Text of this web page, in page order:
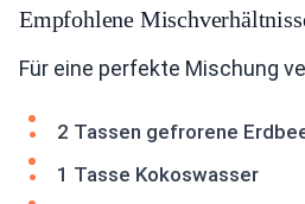
Empfohlene
Für eine perfekte Mischung
2 Tassen gefrorene
1 Tasse Kokoswasser